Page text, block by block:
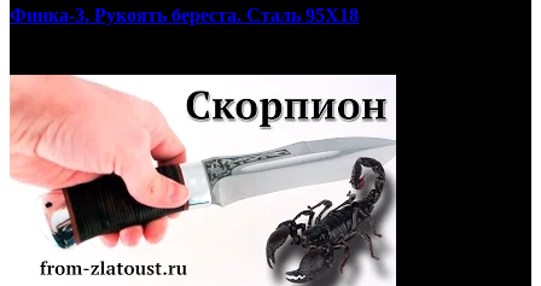
Финка-3. Рукоять береста. Сталь 95Х18